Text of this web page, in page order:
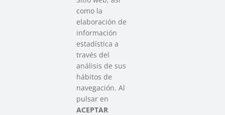
SAREEN SAREA
Asociación que agrupa a las redes
del Tercer Sector Social en Euskadi
como la
elaboración de
información
estadística a
través del
análisis de sus
hábitos de
navegación. Al
pulsar en
ACEPTAR